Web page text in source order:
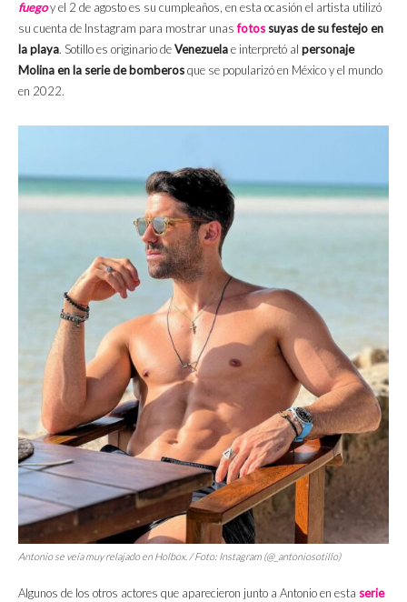
fuegoy el 2 de agosto es su cumpleaños, en esta ocasión el artista utilizó
su cuenta de Instagram para mostrar unasfotos suyas de su festejo en
la playa. Sotillo es originario deVenezuelae interpretó al personaje
Molina en la serie de bomberosque se popularizó en México y el mundo
en 2022.
Antonio se veía muy relajado en Holbox. / Foto: Instagram (@_antoniosotillo)
Algunos de los otros actores que aparecieron junto a Antonio en esta serie